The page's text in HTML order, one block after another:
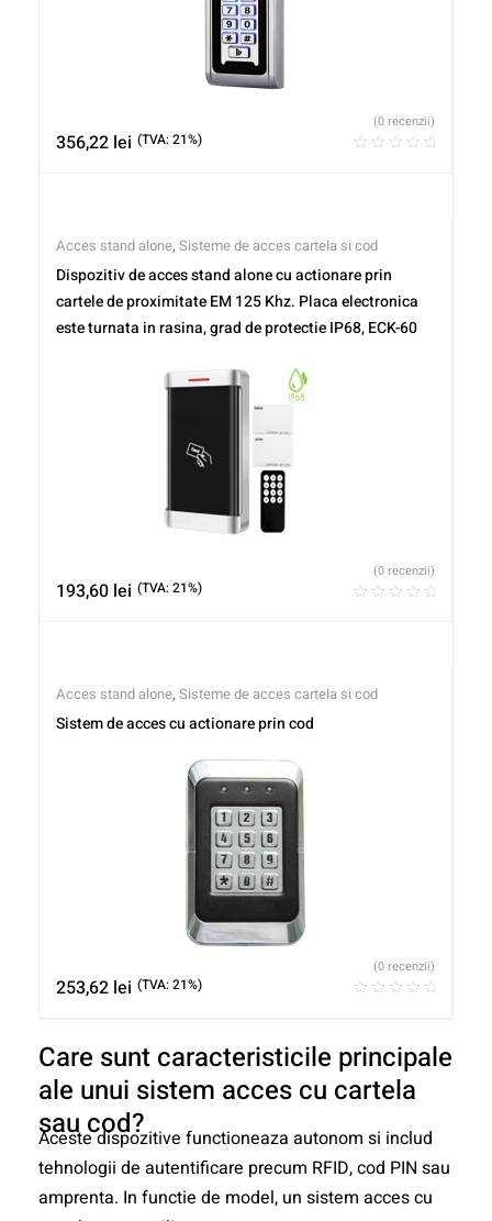
356,22 lei (TVA: 21%)
(0 recenzii)
Acces stand alone, Sisteme de acces cartela si cod
Dispozitiv de acces stand alone cu actionare prin
cartele de proximitate EM 125 Khz. Placa electronica
este turnata in rasina, grad de protectie IP68, ECK-60
193,60 lei (TVA: 21%)
(0 recenzii)
Acces stand alone, Sisteme de acces cartela si cod
Sistem de acces cu actionare prin cod
253,62 lei (TVA: 21%)
(0 recenzii)
Care sunt caracteristicile principale
ale unui sistem acces cu cartela
sau cod?
Aceste dispozitive functioneaza autonom si includ
tehnologii de autentificare precum RFID, cod PIN sau
amprenta. In functie de model, un sistem acces cu